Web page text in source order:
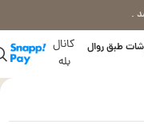
طبق روال
کانال
بله